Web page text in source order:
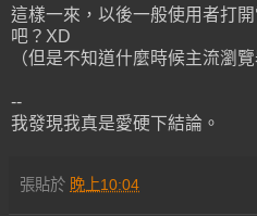
這樣一來，以後一般使用者打
吧？XD
（但是不知道什麼時候主流瀏
--
我發現我真是愛硬下結論。
張貼於 晚上10:04